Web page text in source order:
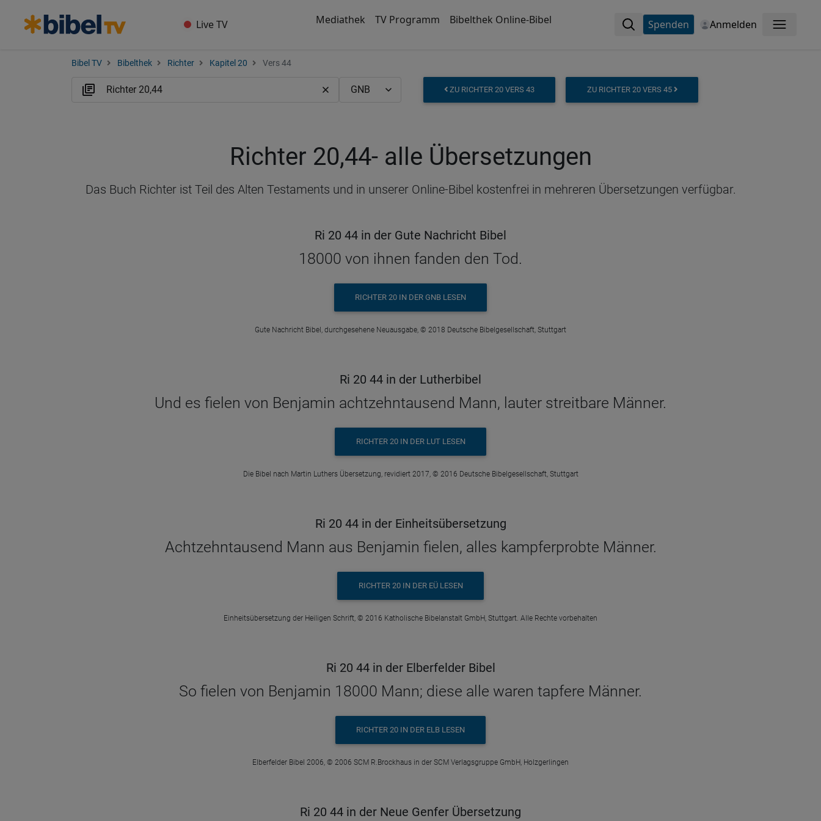
Live TV Mediathek TV Programm Bibelthek Online-Bibel Spenden Anmelden Menü
Bibel TV Bibelthek Richter Kapitel 20 Vers 44
ZU RICHTER 20 VERS 43 ZU RICHTER 20 VERS 45
Richter 20,44- alle Übersetzungen
Das Buch Richter ist Teil des Alten Testaments und in unserer Online-Bibel kostenfrei in mehreren Übersetzungen verfügbar.
Ri 20 44 in der Gute Nachricht Bibel
18000 von ihnen fanden den Tod.
RICHTER 20 IN DER GNB LESEN
Gute Nachricht Bibel, durchgesehene Neuausgabe, © 2018 Deutsche Bibelgesellschaft, Stuttgart
Ri 20 44 in der Lutherbibel
Und es fielen von Benjamin achtzehntausend Mann, lauter streitbare Männer.
RICHTER 20 IN DER LUT LESEN
Die Bibel nach Martin Luthers Übersetzung, revidiert 2017, © 2016 Deutsche Bibelgesellschaft, Stuttgart
Ri 20 44 in der Einheitsübersetzung
Achtzehntausend Mann aus Benjamin fielen, alles kampferprobte Männer.
RICHTER 20 IN DER EÜ LESEN
Einheitsübersetzung der Heiligen Schrift, © 2016 Katholische Bibelanstalt GmbH, Stuttgart. Alle Rechte vorbehalten
Ri 20 44 in der Elberfelder Bibel
So fielen von Benjamin 18000 Mann; diese alle waren tapfere Männer.
RICHTER 20 IN DER ELB LESEN
Elberfelder Bibel 2006, © 2006 SCM R.Brockhaus in der SCM Verlagsgruppe GmbH, Holzgerlingen
Ri 20 44 in der Neue Genfer Übersetzung